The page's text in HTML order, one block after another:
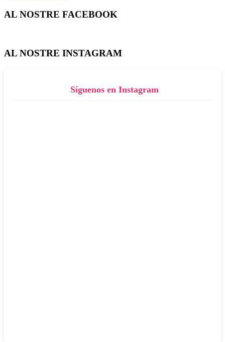
AL NOSTRE FACEBOOK
AL NOSTRE INSTAGRAM
Síguenos en Instagram